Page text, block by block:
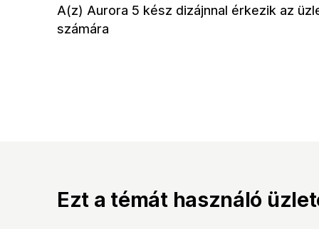
A(z) Aurora 5 kész dizájnnal érkezik az
számára
Ezt a témát használó